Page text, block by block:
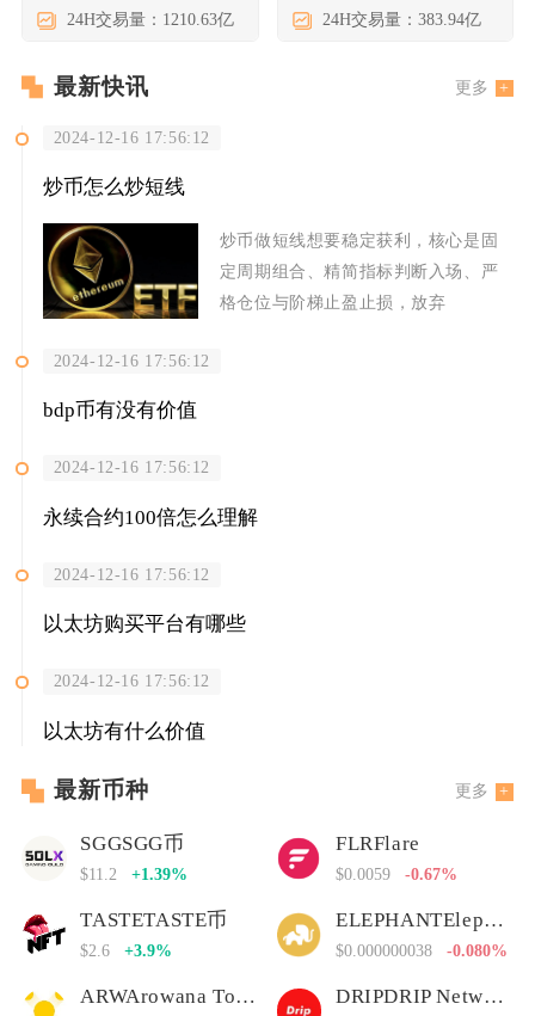
24H交易量：1210.63亿 24H交易量：383.94亿
最新快讯 更多
2024-12-16 17:56:12
炒币怎么炒短线
炒币做短线想要稳定获利，核心是固
定周期组合、精简指标判断入场、严
格仓位与阶梯止盈止损，放弃
2024-12-16 17:56:12
bdp币有没有价值
2024-12-16 17:56:12
永续合约100倍怎么理解
2024-12-16 17:56:12
以太坊购买平台有哪些
2024-12-16 17:56:12
以太坊有什么价值
最新币种 更多
SGGSGG币
$11.2 +1.39%
FLRFlare
$0.0059 -0.67%
TASTETASTE币
$2.6 +3.9%
ELEPHANTElephant Money
$0.000000038 -0.080%
ARWArowana Token DRIPDRIP Network